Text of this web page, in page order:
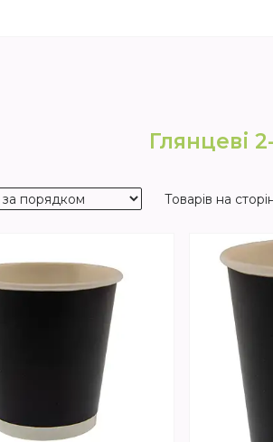
Глянцеві